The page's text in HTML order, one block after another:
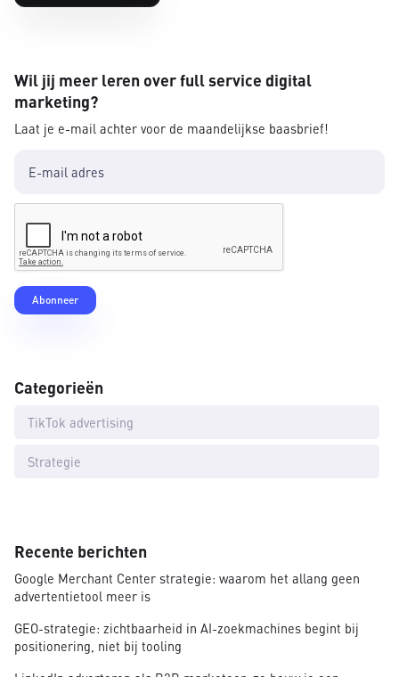
Wil jij meer leren over full service digital
marketing?
Laat je e-mail achter voor de maandelijkse baasbrief!
Categorieën
TikTok advertising
Strategie
Recente berichten
Google Merchant Center strategie: waarom het allang geen
advertentietool meer is
GEO-strategie: zichtbaarheid in AI-zoekmachines begint bij
positionering, niet bij tooling